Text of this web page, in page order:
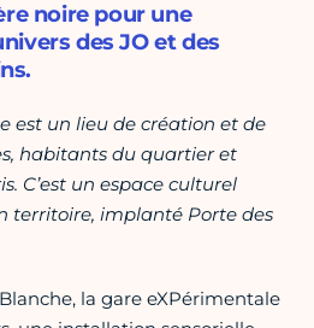
noire pour une
des JO et des
est un lieu de création et de
habitants du quartier et
C’est un espace culturel
territoire, implanté Porte des
la gare eXPérimentale